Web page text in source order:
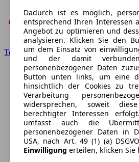
Toyota
Dadurch ist es möglich,
entsprechend Ihren Interessen
Angebot zu optimieren und
analysieren. Klicken Sie den
um dem Einsatz von
und der damit
personenbezogener Daten
Button unten links, um eine
hinsichtlich der Cookies zu
Verarbeitung
widersprechen, soweit
berechtigter Interessen
umfasst auch die
personenbezogener Daten in
USA, nach Art. 49 (1) (a)
Einwilligung erteilen, klicken Sie